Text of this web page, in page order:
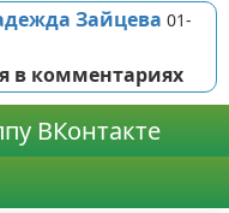
Зайцева 01-
в комментариях
ВКонтакте